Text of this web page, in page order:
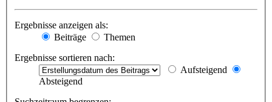
Ergebnisse anzeigen als:
Beiträge
Themen
Ergebnisse sortieren nach:
Aufsteigend
Absteigend